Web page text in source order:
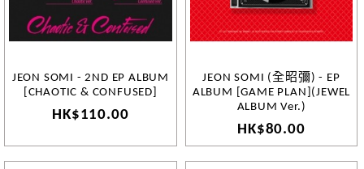
JEON SOMI - 2ND EP ALBUM
[CHAOTIC & CONFUSED]
HK$110.00
JEON SOMI (全昭彌) - EP
ALBUM [GAME PLAN](JEWEL
ALBUM Ver.)
HK$80.00